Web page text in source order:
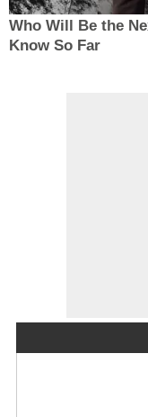
Who Will Be the
Know So Far